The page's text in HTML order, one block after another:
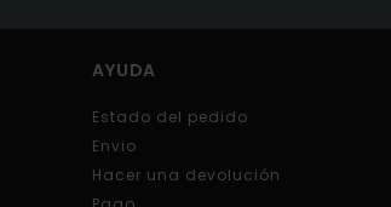
AYUDA
Estado del pedido
Envio
Hacer una devolución